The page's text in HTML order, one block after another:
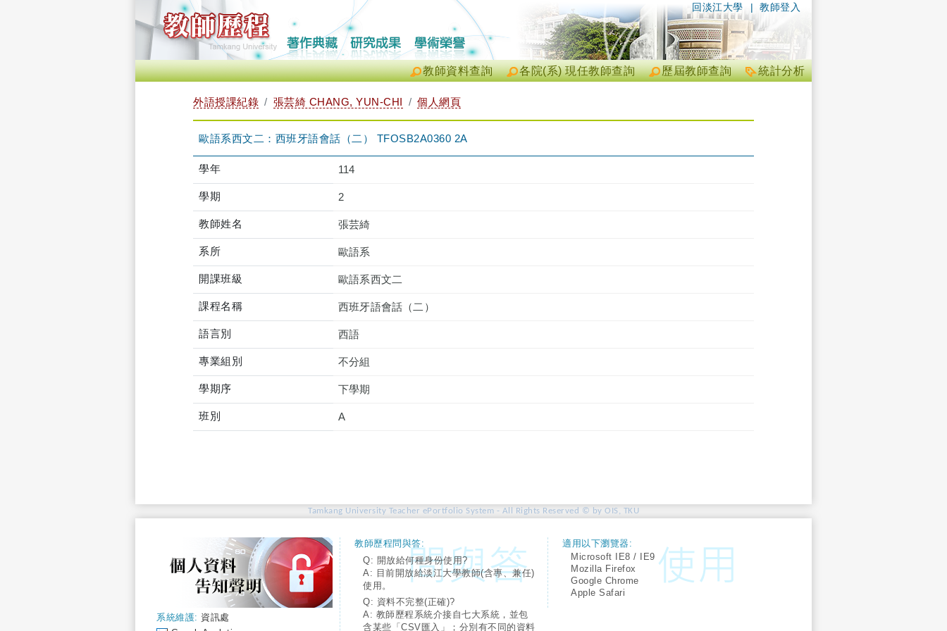
| 教師登入
回淡江大學
統計分析
歷屆教師查詢
各院(系) 現任教師查詢
教師資料查詢
外語授課紀錄 張芸綺 CHANG, YUN-CHI 個人網頁
歐語系西文二：西班牙語會話（二） TFOSB2A0360 2A
學年 114
學期 2
教師姓名 張芸綺
系所 歐語系
開課班級 歐語系西文二
課程名稱 西班牙語會話（二）
語言別 西語
專業組別 不分組
學期序 下學期
班別 A
Tamkang University Teacher ePortfolio System - All Rights Reserved © by OIS, TKU
系統維護: 資訊處
教師歷程問與答:
Q: 開放給何種身份使用?
A: 目前開放給淡江大學教師(含專、兼任)
使用。
Q: 資料不完整(正確)?
A: 教師歷程系統介接自七大系統，並包
含某些「CSV匯入」；分別有不同的資料
適用以下瀏覽器:
Microsoft IE8 / IE9
Mozilla Firefox
Google Chrome
Apple Safari